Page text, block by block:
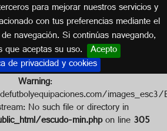
para mejorar nuestros servicios y
con tus preferencias mediante el
navegación. Si continúas navegando,
que aceptas su uso. Acepto
de privacidad y cookies
LAS PALMERAS
(ANDALUCÍA)
Warning:
No such file or directory in
escudo-min.phpon line305